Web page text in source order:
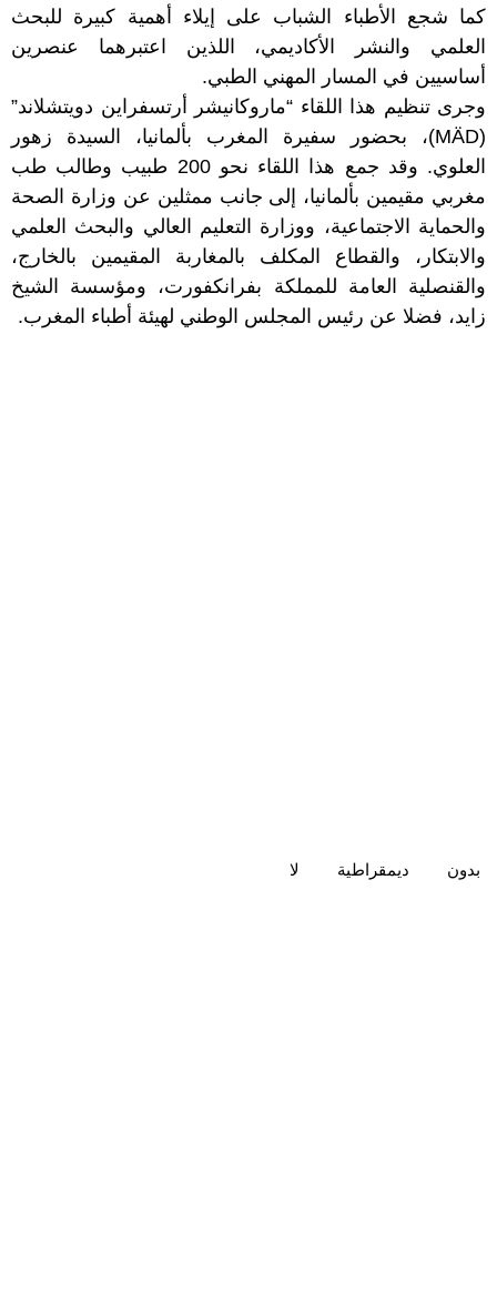
كما شجع الأطباء الشباب على إيلاء أهمية كبيرة للبحث
العلمي والنشر الأكاديمي، اللذين اعتبرهما عنصرين
أساسيين في المسار المهني الطبي.
وجرى تنظيم هذا اللقاء “ماروكانيشر أرتسفراين دويتشلاند”
(MÄD)، بحضور سفيرة المغرب بألمانيا، السيدة زهور
العلوي. وقد جمع هذا اللقاء نحو 200 طبيب وطالب طب
مغربي مقيمين بألمانيا، إلى جانب ممثلين عن وزارة الصحة
والحماية الاجتماعية، ووزارة التعليم العالي والبحث العلمي
والابتكار، والقطاع المكلف بالمغاربة المقيمين بالخارج،
والقنصلية العامة للمملكة بفرانكفورت، ومؤسسة الشيخ
زايد، فضلا عن رئيس المجلس الوطني لهيئة أطباء المغرب.
بدون ديمقراطية لا